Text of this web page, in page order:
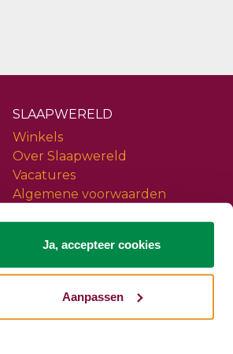
Ja, accepteer cookies
Aanpassen
SLAAPWERELD
Winkels
Over Slaapwereld
Vacatures
Algemene voorwaarden